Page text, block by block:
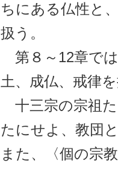
ちにある仏性と
扱う。
第８～12章で
土、成仏、戒律
十三宗の宗祖
たにせよ、教団
また、〈個の宗